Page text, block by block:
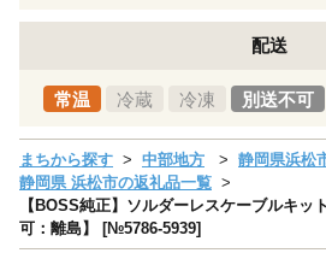
配送
常温 冷蔵 冷凍 別送不可
まちから探す 中部地方
静岡県浜松
静岡県 浜松市の返礼品一覧
【BOSS純正】ソルダーレスケーブルキッ
可：離島】 [№5786-5939]